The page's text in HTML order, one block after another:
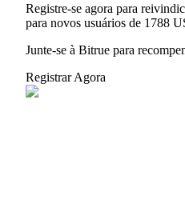
BTC New User Exclusive:
BTC Flexible Staking |
Registre-se agora para
para novos usuários de 1788
Junte-se à Bitrue para
Registrar Agora